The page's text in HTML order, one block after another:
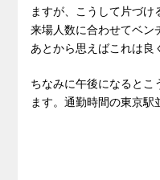
ますが、こうして片づけ
来場人数に合わせてベン
あとから思えばこれは良
ちなみに午後になるとこ
ます。通勤時間の東京駅